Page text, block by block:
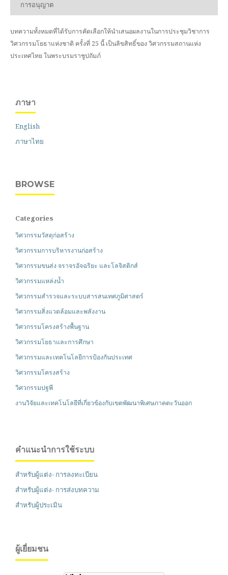
การอนุญาต
บทความทั้งหมดที่ได้รับการคัดเลือกให้นำเสนอผลงานในการประชุมวิชาการ
วิศวกรรมโยธาแห่งชาติ ครั้งที่ 25 นี้ เป็นลิขสิทธิ์ของวิศวกรรมสถานแห่ง
ประเทศไทย ในพระบรมราชูปถัมภ์
ภาษา
English
ภาษาไทย
BROWSE
Categories
วิศวกรรมวัสดุก่อสร้าง
วิศวกรรมการบริหารงานก่อสร้าง
วิศวกรรมขนส่ง จราจรอัจฉริยะ และโลจิสติกส์
วิศวกรรมแหล่งน้ำ
วิศวกรรมสำรวจและระบบสารสนเทศภูมิศาสตร์
วิศวกรรมสิ่งแวดล้อมและพลังงาน
วิศวกรรมโครงสร้างพื้นฐาน
วิศวกรรมโยธาและการศึกษา
วิศวกรรมและเทคโนโลยีการป้องกันประเทศ
วิศวกรรมโครงสร้าง
วิศวกรรมปฐพี
งานวิจัยและเทคโนโลยีที่เกี่ยวข้องกับเขตพัฒนาพิเศษภาคตะวันออก
คำแนะนำการใช้ระบบ
สำหรับผู้แต่ง- การลงทะเบียน
สำหรับผู้แต่ง- การส่งบทความ
สำหรับผู้ประเมิน
ผู้เยี่ยมชน